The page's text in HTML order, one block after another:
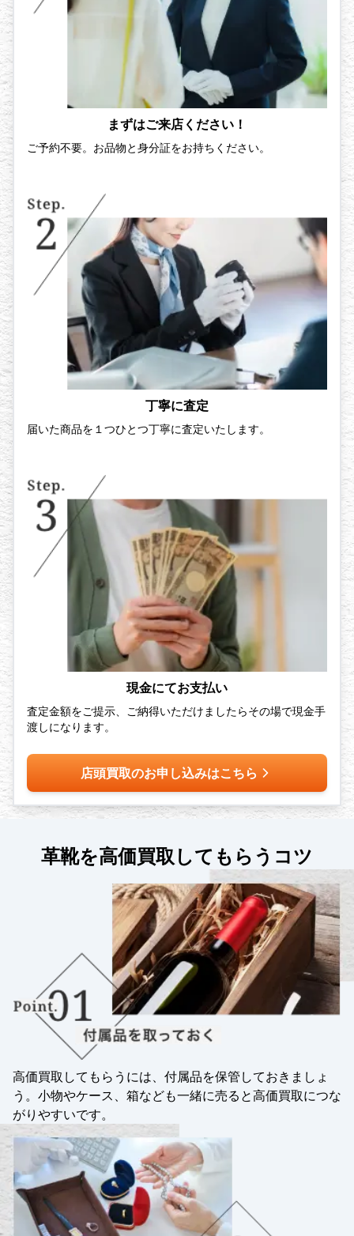
まずはご来店ください！
ご予約不要。お品物と身分証をお持ちください。
丁寧に査定
届いた商品を１つひとつ丁寧に査定いたします。
現金にてお支払い
査定金額をご提示、ご納得いただけましたらその場で現金手
渡しになります。
店頭買取のお申し込みはこちら
革靴を高価買取してもらうコツ
高価買取してもらうには、付属品を保管しておきましょ
う。小物やケース、箱なども一緒に売ると高価買取につな
がりやすいです。